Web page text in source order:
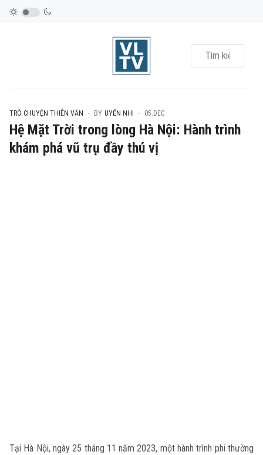
TRÒ CHUYỆN THIÊN VĂN BY UYỂN NHI 05.DEC
Hệ Mặt Trời trong lòng Hà Nội: Hành trình
khám phá vũ trụ đầy thú vị
Tại Hà Nội, ngày 25 tháng 11 năm 2023, một hành trình phi thường